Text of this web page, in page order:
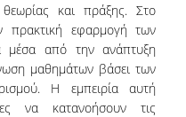
και πράξης. Στο
πρακτική εφαρμογή των
μέσα από την ανάπτυξη
μαθημάτων βάσει των
Η εμπειρία αυτή
να κατανοήσουν τις